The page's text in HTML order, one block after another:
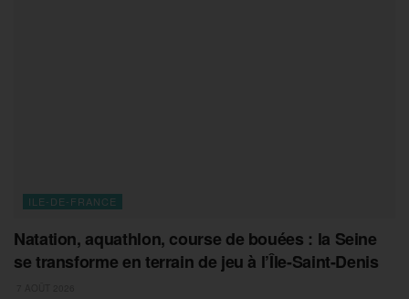
ILE-DE-FRANCE
Natation, aquathlon, course de bouées : la Seine
se transforme en terrain de jeu à l’Île-Saint-Denis